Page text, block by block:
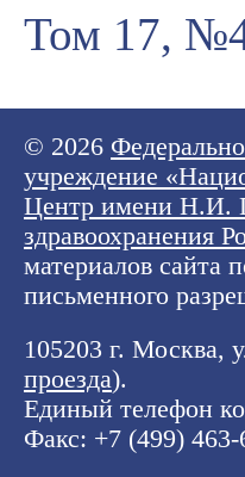
Том 17,
© 2026
учреждение
Центр имени Н.И.
здравоохранения
материалов сайта
письменного
105203 г. Москва,
проезда).
Единый телефон
Факс: +7 (499) 463-